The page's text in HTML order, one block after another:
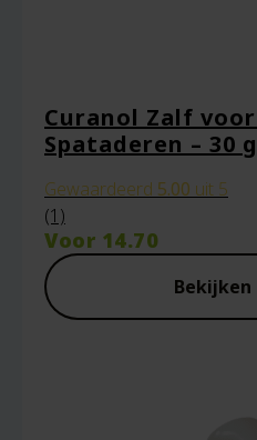
Curanol Zalf
Spataderen – 30
Gewaardeerd 5.00 uit 5
(1)
Voor 14.70
Bekijken